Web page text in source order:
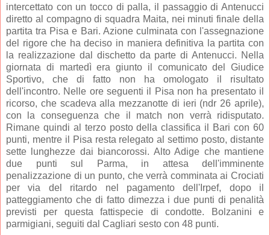
intercettato con un tocco di palla, il passaggio di Antenucci
diretto al compagno di squadra Maita, nei minuti finale della
partita tra Pisa e Bari. Azione culminata con l'assegnazione
del rigore che ha deciso in maniera definitiva la partita con
la realizzazione dal dischetto da parte di Antenucci. Nella
giornata di martedì era giunto il comunicato del Giudice
Sportivo, che di fatto non ha omologato il risultato
dell'incontro. Nelle ore seguenti il Pisa non ha presentato il
ricorso, che scadeva alla mezzanotte di ieri (ndr 26 aprile),
con la conseguenza che il match non verrà ridisputato.
Rimane quindi al terzo posto della classifica il Bari con 60
punti, mentre il Pisa resta relegato al settimo posto, distante
sette lunghezze dai biancorossi. Alto Adige che mantiene
due punti sul Parma, in attesa dell'imminente
penalizzazione di un punto, che verrà comminata ai Crociati
per via del ritardo nel pagamento dell'Irpef, dopo il
patteggiamento che di fatto dimezza i due punti di penalità
previsti per questa fattispecie di condotte. Bolzanini e
parmigiani, seguiti dal Cagliari sesto con 48 punti.